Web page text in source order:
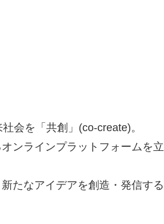
会を「共創」(co-create)。
ンラインプラットフォームを立
たなアイデアを創造・発信する